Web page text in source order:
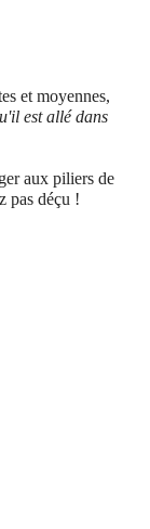
et moyennes,
est allé dans
aux piliers de
pas déçu !